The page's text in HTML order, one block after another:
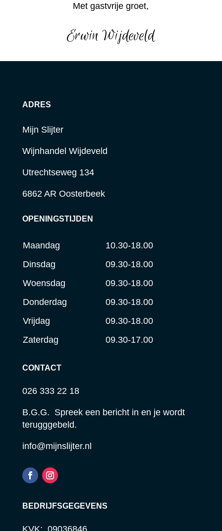
Met gastvrije groet,
Erwin Wijdeveld
ADRES
Mijn Slijter
Wijnhandel Wijdeveld
Utrechtseweg 134
6862 AR Oosterbeek
OPENINGSTIJDEN
Maandag
10.30-18.00
Dinsdag
09.30-18.00
Woensdag
09.30-18.00
Donderdag
09.30-18.00
Vrijdag
09.30-18.00
Zaterdag
09.30-17.00
CONTACT
026 333 22 18
B.G.G. Spreek een bericht in en je wordt
terugggebeld.
info@mijnslijter.nl
BEDRIJFSGEGEVENS
KVK: 09036846